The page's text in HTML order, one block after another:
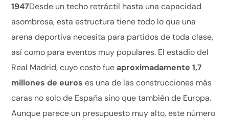
1947Desde un techo retráctil hasta una capacidad
asombrosa, esta estructura tiene todo lo que una
arena deportiva necesita para partidos de toda clase,
así como para eventos muy populares. El estadio del
Real Madrid, cuyo costo fue aproximadamente 1,7
millones de euros es una de las construcciones más
caras no solo de España sino que también de Europa.
Aunque parece un presupuesto muy alto, este número